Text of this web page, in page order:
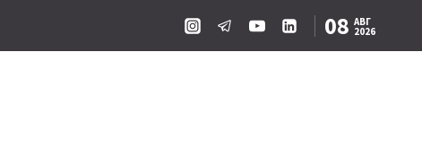
08 АВГ
2026